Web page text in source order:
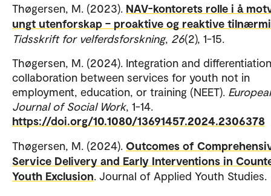
Thøgersen, M. (2023). NAV-kontorets rolle i å
ungt utenforskap – proaktive og reaktive
Tidsskrift for velferdsforskning, 26(2), 1-15.
Thøgersen, M. (2024). Integration and
collaboration between services for youth not in
employment, education, or training (NEET).
Journal of Social Work, 1-14.
https://doi.org/10.1080/13691457.2024.2306378
Thøgersen, M. (2024). Outcomes of
Service Delivery and Early Interventions in
Youth Exclusion. Journal of Applied Youth Studies.